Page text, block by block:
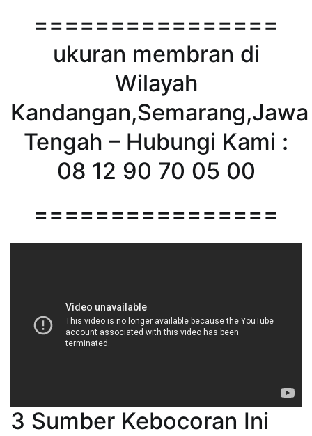
================
ukuran membran di
Wilayah
Kandangan,Semarang,Jawa
Tengah – Hubungi Kami :
08 12 90 70 05 00
================
3 Sumber Kebocoran Ini